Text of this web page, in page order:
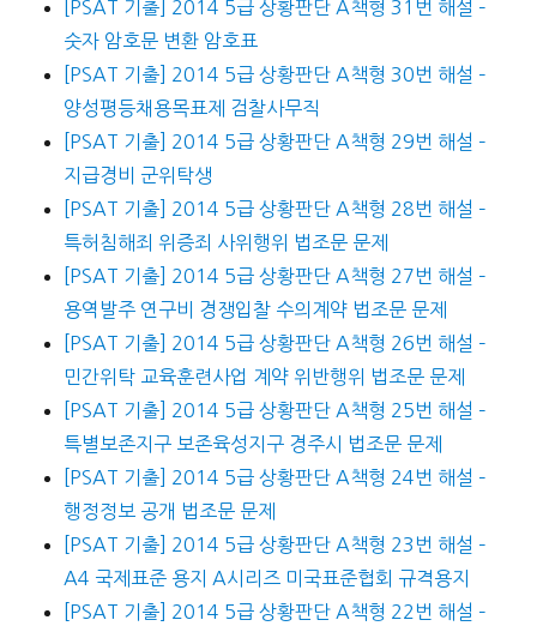
[PSAT 기출] 2014 5급 상황판단 A책형 31번 해설 –
숫자 암호문 변환 암호표
[PSAT 기출] 2014 5급 상황판단 A책형 30번 해설 –
양성평등채용목표제 검찰사무직
[PSAT 기출] 2014 5급 상황판단 A책형 29번 해설 –
지급경비 군위탁생
[PSAT 기출] 2014 5급 상황판단 A책형 28번 해설 –
특허침해죄 위증죄 사위행위 법조문 문제
[PSAT 기출] 2014 5급 상황판단 A책형 27번 해설 –
용역발주 연구비 경쟁입찰 수의계약 법조문 문제
[PSAT 기출] 2014 5급 상황판단 A책형 26번 해설 –
민간위탁 교육훈련사업 계약 위반행위 법조문 문제
[PSAT 기출] 2014 5급 상황판단 A책형 25번 해설 –
특별보존지구 보존육성지구 경주시 법조문 문제
[PSAT 기출] 2014 5급 상황판단 A책형 24번 해설 –
행정정보 공개 법조문 문제
[PSAT 기출] 2014 5급 상황판단 A책형 23번 해설 –
A4 국제표준 용지 A시리즈 미국표준협회 규격용지
[PSAT 기출] 2014 5급 상황판단 A책형 22번 해설 –